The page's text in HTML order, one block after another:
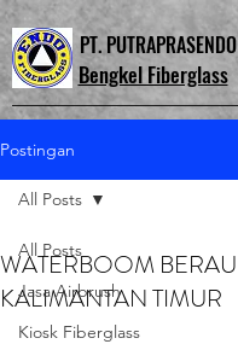
PT. PUTRAPRASENDO
Bengkel Fiberglass
Postingan
All Posts
Jasa Airbrush
Kiosk Fiberglass
All Posts
WATERBOOM BERAU
KALIMANTAN TIMUR